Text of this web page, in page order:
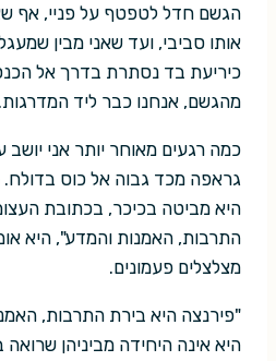
הגשם חדל לטפטף על פניי, אף
אותו סביבי, ועד שאני מבין
כיריעת בד נסתרת בדרך אל
מהגשם, אנחנו כבר ליד המדרגות.
כמה רגעים מאוחר יותר אני יושב
גראפה מכד גבוה אל כוס בדולח.
היא מביטה בכיכר, בכתובת
התרבות, האמנות והמדע", היא
מצלצלים פעמונים.
"פירנצה היא בירת התרבות,
היא אינה היחידה מביניהן